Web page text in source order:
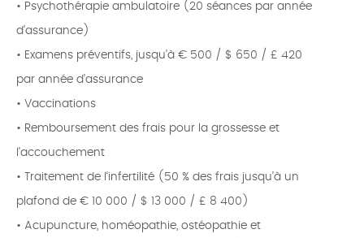
• Psychothérapie ambulatoire (20 séances par année
d’assurance)
• Examens préventifs, jusqu’à € 500 / $ 650 / £ 420
par année d’assurance
• Vaccinations
• Remboursement des frais pour la grossesse et
l’accouchement
• Traitement de l‘infertilité (50 % des frais jusqu’à un
plafond de € 10 000 / $ 13 000 / £ 8 400)
• Acupuncture, homéopathie, ostéopathie et